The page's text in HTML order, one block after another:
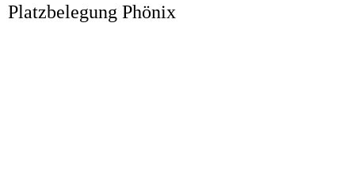
Platzbelegung Phönix